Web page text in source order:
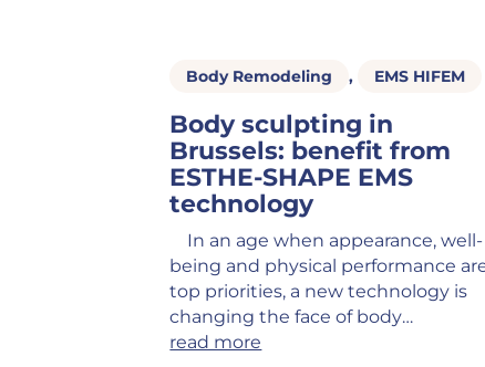
Body sculpting in
Brussels: benefit from
ESTHE-SHAPE EMS
technology
Body Remodeling , EMS HIFEM
In an age when appearance, well-
being and physical performance
top priorities, a new technology is
changing the face of body
contouring: Esthe Shape, the latest
read more